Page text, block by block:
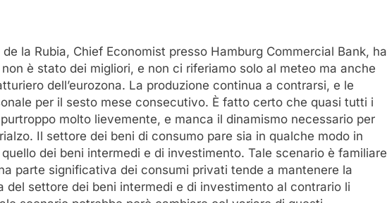
la Rubia, Chief Economist presso Hamburg Commercial Bank, ha
è stato dei migliori, e non ci riferiamo solo al meteo ma anche
dell’eurozona. La produzione continua a contrarsi, e le
per il sesto mese consecutivo. È fatto certo che quasi tutti i
molto lievemente, e manca il dinamismo necessario per
Il settore dei beni di consumo pare sia in qualche modo in
dei beni intermedi e di investimento. Tale scenario è familiare
parte significativa dei consumi privati tende a mantenere la
del settore dei beni intermedi e di investimento al contrario li